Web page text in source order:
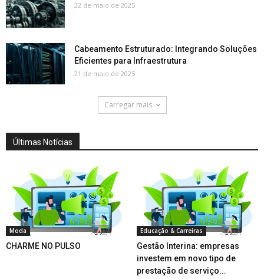
22 de maio de 2025
Cabeamento Estruturado: Integrando Soluções
Eficientes para Infraestrutura
21 de maio de 2025
Carregar mais
Últimas Notícias
Moda
CHARME NO PULSO
Educação & Carreiras
Gestão Interina: empresas
investem em novo tipo de
prestação de serviço...